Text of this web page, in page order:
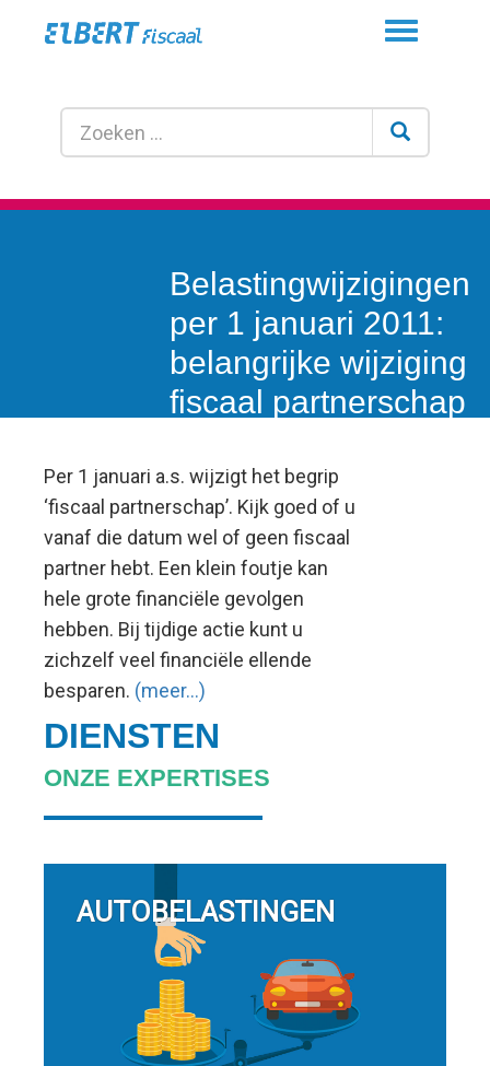
Toggle
Belastingwijzigingen
per 1 januari 2011:
belangrijke wijziging
fiscaal partnerschap
Per 1 januari a.s. wijzigt het begrip
‘fiscaal partnerschap’. Kijk goed of u
vanaf die datum wel of geen fiscaal
partner hebt. Een klein foutje kan
hele grote financiële gevolgen
hebben. Bij tijdige actie kunt u
zichzelf veel financiële ellende
besparen. (meer…)
DIENSTEN
ONZE EXPERTISES
AUTOBELASTINGEN